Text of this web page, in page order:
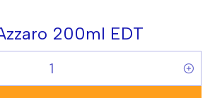
200ml EDT